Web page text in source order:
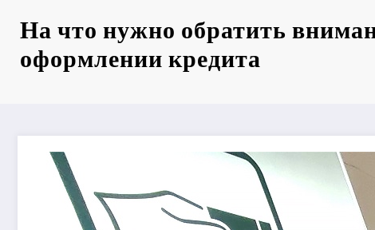
На что нужно обратить
оформлении кредита